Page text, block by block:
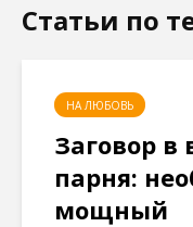
Статьи по
НА ЛЮБОВЬ
Заговор в
парня:
мощный